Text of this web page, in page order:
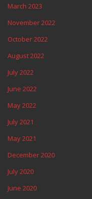
March 2023
November 2022
October 2022
August 2022
July 2022
June 2022
May 2022
July 2021
May 2021
December 2020
July 2020
June 2020